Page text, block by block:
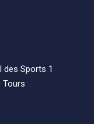
des Sports 1
Tours